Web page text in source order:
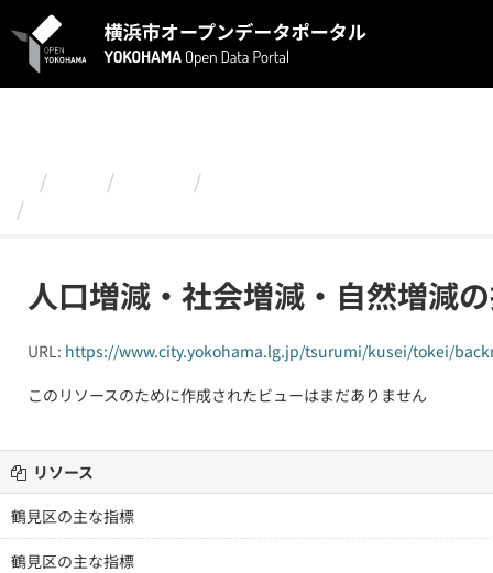
キ
人口増減・社会増減・自然増減
URL: https://www.city.yokohama.lg.jp/tsurumi/kusei/tokei/
このリソースのために作成されたビューはまだありません
リソース
鶴見区の主な指標
鶴見区の主な指標